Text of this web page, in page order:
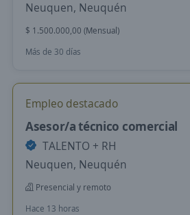
Neuquen, Neuquén
$ 1.500.000,00 (Mensual)
Más de 30 días
Empleo destacado
Asesor/a técnico comercial
TALENTO + RH
Neuquen, Neuquén
Presencial y remoto
Hace 13 horas